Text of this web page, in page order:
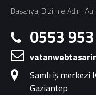
Başarıya, Bizimle Adım
0553
Samlı iş merkezi
Gaziantep